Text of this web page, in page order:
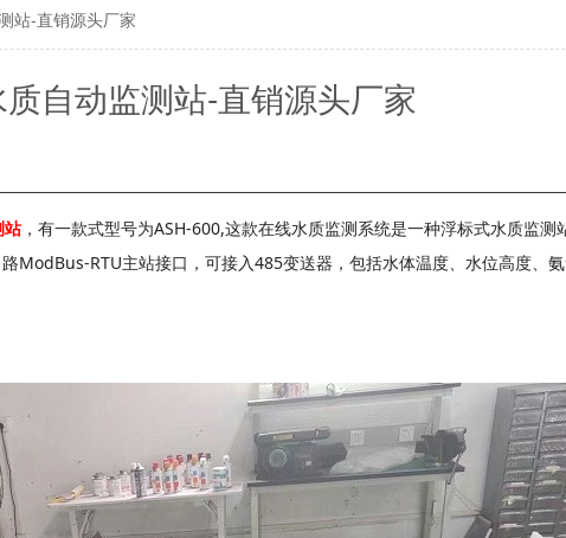
站-直销源头厂家
自动监测站-直销源头厂家
站，有一款式型号为ASH-600,这款在线水质监测系统是一种浮标式水质监测
ModBus-RTU主站接口，可接入485变送器，包括水体温度、水位高度、